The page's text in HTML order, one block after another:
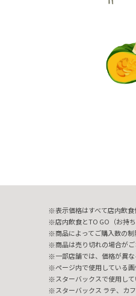
表示価格はすべて店内飲食
店内飲食とTO GO（お持
商品によってご購入数の制
商品は売り切れの場合がご
一部店舗では、価格が異
ページ内で使用している
スターバックスで使用し
スターバックス ラテ、カ